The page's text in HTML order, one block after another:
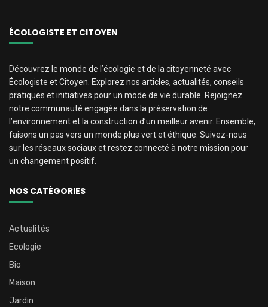
ÉCOLOGISTE ET CITOYEN
Découvrez le monde de l’écologie et de la citoyenneté avec
Écologiste et Citoyen. Explorez nos articles, actualités, conseils
pratiques et initiatives pour un mode de vie durable. Rejoignez
notre communauté engagée dans la préservation de
l’environnement et la construction d’un meilleur avenir. Ensemble,
faisons un pas vers un monde plus vert et éthique. Suivez-nous
sur les réseaux sociaux et restez connecté à notre mission pour
un changement positif.
NOS CATÉGORIES
Actualités
Ecologie
Bio
Maison
Jardin